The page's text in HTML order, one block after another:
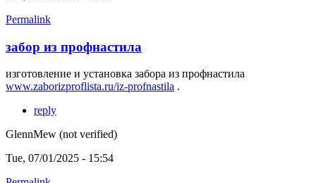
Permalink
забор из профнастила
изготовление и установка забора из профнастила
www.zaborizproflista.ru/iz-profnastila .
reply
GlennMew (not verified)
Tue, 07/01/2025 - 15:54